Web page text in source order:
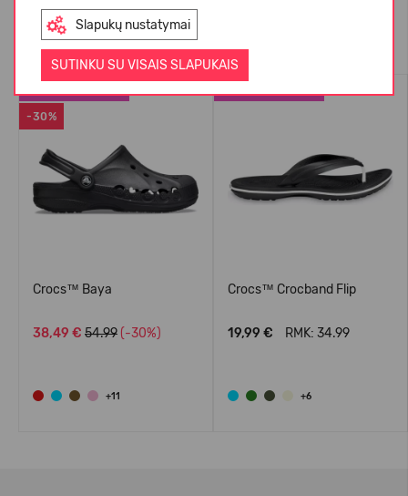
Slapukų nustatymai
SUTINKU SU VISAIS SLAPUKAIS
Panašios prekės
-30%
Crocs™ Baya
38,49 € 54.99 (-30%)
+11
Crocs™ Crocband Flip
19,99 € RMK: 34.99
+6